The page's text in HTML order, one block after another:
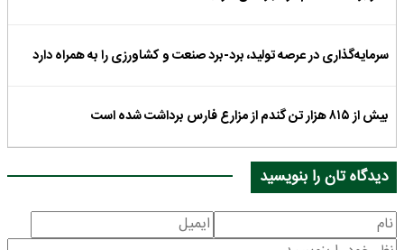
سرمایه‌گذاری در عرصه تولید، برد-برد صنعت و کشاورزی را به همراه دارد
بیش از ۸۱۵ هزار تن گندم از مزارع فارس برداشت شده است
دیدگاه تان را بنویسید